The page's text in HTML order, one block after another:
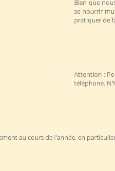
Bien que
se nourrir
pratiquer de
Attention :
téléphone.
au cours de l'année, en